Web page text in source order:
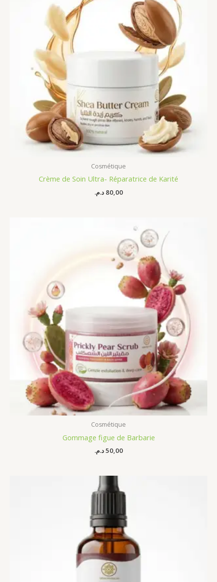
Cosmétique
Crème de Soin Ultra- Réparatrice de Karité
80,00 د.م.
Cosmétique
Gommage figue de Barbarie
50,00د.م.